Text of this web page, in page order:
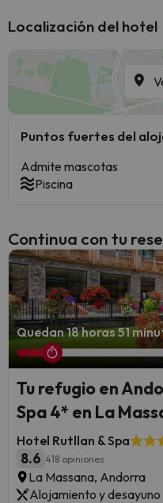
Localización del hotel
Puntos fuertes del
Admite mascotas
Piscina
Continua con tu
Quedan 18 horas 51
Tu refugio en
Spa 4* en La
Hotel Rutllan & Spa
8.6 418 opiniones
La Massana, Andorra
Alojamiento y desayuno